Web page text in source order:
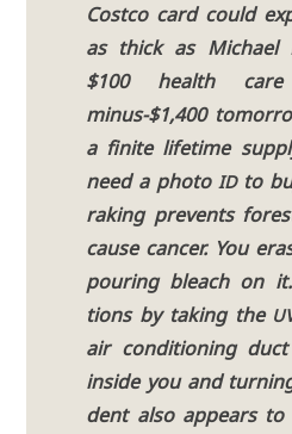
Cost­co card could
as thick as Micha­el
$100 health
minus-$1,400
a fini­te life­time
need a pho­to IDto
raking pre­vents
cau­se can­cer. You
pou­ring bleach on
tions by taking the
air con­di­tio­ning
insi­de you and
dent also appears